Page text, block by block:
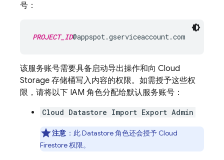
号：
PROJECT_ID@appspot.gserviceaccount.com
该服务账号需要具备启动导出操作和向 Cloud
Storage 存储桶写入内容的权限。如需授予这些权
限，请将以下 IAM 角色分配给默认服务账号：
Cloud Datastore Import Export Admin
注意 ：此Datastore角色还会授予 Cloud
Firestore权限。